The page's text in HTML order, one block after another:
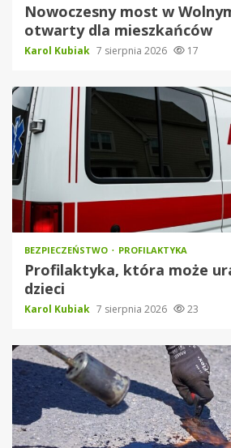
Nowoczesny most w
otwarty dla mieszkańców
Karol Kubiak 7 sierpnia 2026 17
BEZPIECZEŃSTWO PROFILAKTYKA
Profilaktyka, która może
dzieci
Karol Kubiak 7 sierpnia 2026 23